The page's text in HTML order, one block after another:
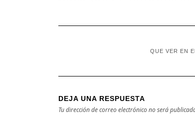
QUE VER EN
DEJA UNA RESPUESTA
Tu dirección de correo electrónico no será